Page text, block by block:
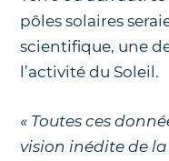
pôles solaires
scientifique, une
l’activité du Soleil.
« Toutes ces
vision inédite de